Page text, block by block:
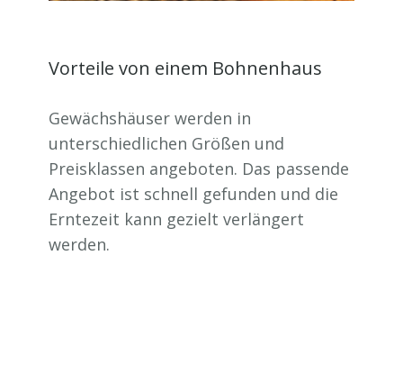
Vorteile von einem Bohnenhaus
Gewächshäuser werden in
unterschiedlichen Größen und
Preisklassen angeboten. Das passende
Angebot ist schnell gefunden und die
Erntezeit kann gezielt verlängert
werden.